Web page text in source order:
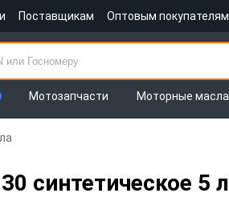
Поставщикам Оптовым покупателям
Мотозапчасти Моторные масла
синтетическое 5 л